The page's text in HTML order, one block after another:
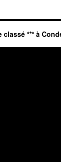
*** à